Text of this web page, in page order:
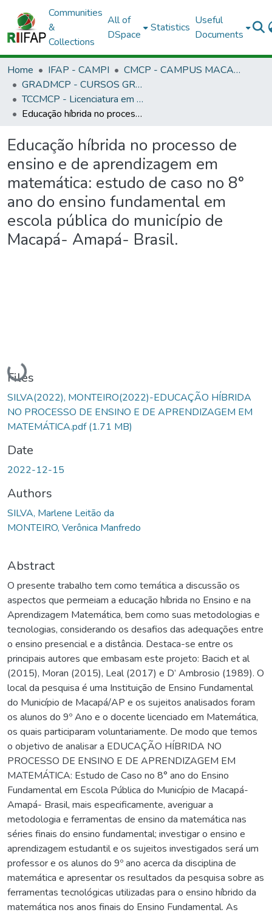
Communities
&
Collections
All of
DSpace
Statistics
Useful
Documents
Home IFAP - CAMPI
CMCP - CAMPUS MACAPÁ
GRADMCP - CURSOS GRADUAÇÃO - CAMPUS MACAPÁ
TCCMCP - Licenciatura em Informática
Educação híbrida no processo de ensino e de aprendizagem em matemática: estudo de caso no 8° ano do ensino fundamental em escola pública do município de Macapá- Amapá- Brasil.
Educação híbrida no processo de
ensino e de aprendizagem em
matemática: estudo de caso no 8°
ano do ensino fundamental em
escola pública do município de
Macapá- Amapá- Brasil.
Loading...
Files
SILVA(2022), MONTEIRO(2022)-EDUCAÇÃO HÍBRIDA
NO PROCESSO DE ENSINO E DE APRENDIZAGEM EM
MATEMÁTICA.pdf(1.71 MB)
Date
2022-12-15
Authors
SILVA, Marlene Leitão da
MONTEIRO, Verônica Manfredo
Abstract
O presente trabalho tem como temática a discussão os
aspectos que permeiam a educação híbrida no Ensino e na
Aprendizagem Matemática, bem como suas metodologias e
tecnologias, considerando os desafios das adequações entre
o ensino presencial e a distância. Destaca-se entre os
principais autores que embasam este projeto: Bacich et al
(2015), Moran (2015), Leal (2017) e D’ Ambrosio (1989). O
local da pesquisa é uma Instituição de Ensino Fundamental
do Município de Macapá/AP e os sujeitos analisados foram
os alunos do 9º Ano e o docente licenciado em Matemática,
os quais participaram voluntariamente. De modo que temos
o objetivo de analisar a EDUCAÇÃO HÍBRIDA NO
PROCESSO DE ENSINO E DE APRENDIZAGEM EM
MATEMÁTICA: Estudo de Caso no 8° ano do Ensino
Fundamental em Escola Pública do Município de Macapá-
Amapá- Brasil, mais especificamente, averiguar a
metodologia e ferramentas de ensino da matemática nas
séries finais do ensino fundamental; investigar o ensino e
aprendizagem estudantil e os sujeitos investigados será um
professor e os alunos do 9º ano acerca da disciplina de
matemática e apresentar os resultados da pesquisa sobre as
ferramentas tecnológicas utilizadas para o ensino híbrido da
matemática nos anos finais do Ensino Fundamental. As